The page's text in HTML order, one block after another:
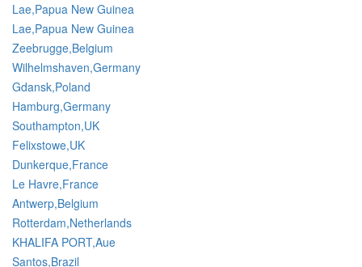
Lae,Papua New Guinea
Lae,Papua New Guinea
Zeebrugge,Belgium
Wilhelmshaven,Germany
Gdansk,Poland
Hamburg,Germany
Southampton,UK
Felixstowe,UK
Dunkerque,France
Le Havre,France
Antwerp,Belgium
Rotterdam,Netherlands
KHALIFA PORT,Aue
Santos,Brazil